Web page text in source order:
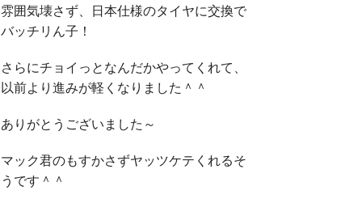
雰囲気壊さず、日本仕様のタイヤに交換で
バッチリん子！
さらにチョイっとなんだかやってくれて、
以前より進みが軽くなりました＾＾
ありがとうございました～
マック君のもすかさずヤッツケテくれるそ
うです＾＾